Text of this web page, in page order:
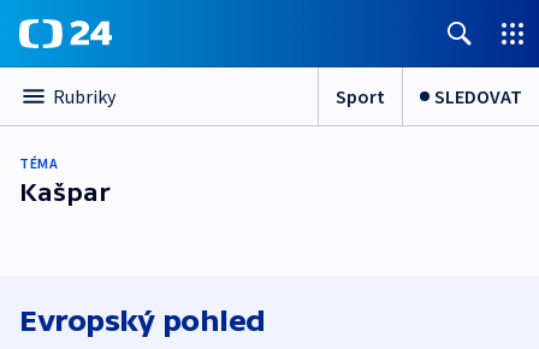
Rubriky Sport SLEDOVAT
TÉMA
Kašpar
Evropský pohled